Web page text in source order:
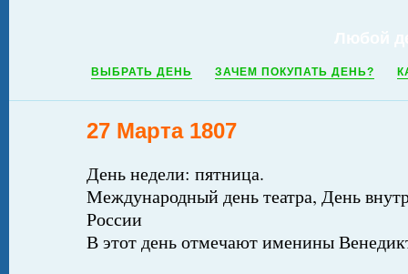
ВЫБРАТЬ ДЕНЬ ЗАЧЕМ ПОКУПАТЬ ДЕНЬ?
27 Марта 1807
День недели: пятница.
Международный день театра, День
России
В этот день отмечают именины